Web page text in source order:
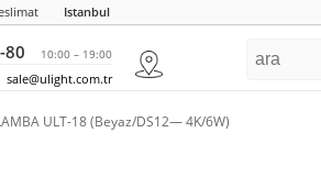
Istanbul
80 10:00 – 19:00
sale@ulight.com.tr
ULT-18 (Beyaz/DS12— 4K/6W)